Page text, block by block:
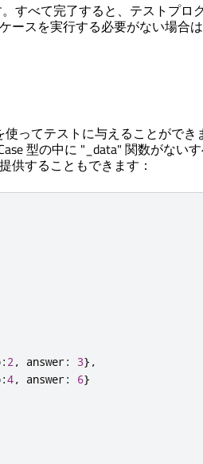
すべて完了すると、テストプロ
スを実行する必要がない場合は
ってテストに与えることができ
型の中に "_data" 関数がない
供することもできます：
: 2, answer: 3},
:4, answer: 6}